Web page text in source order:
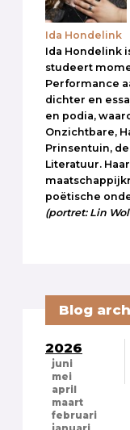
Ida Hondelink
Ida Hondelink
studeert
Performance
dichter en
en podia,
Onzichtbare,
Prinsentuin,
Literatuur.
poëtische
(portret: Lin
Blog
2026
juni
mei
april
maart
februari